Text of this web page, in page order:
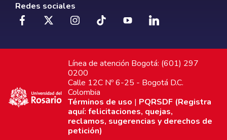
Redes sociales
Línea de atención Bogotá: (601) 297
0200
Calle 12C Nº 6-25 - Bogotá D.C.
Colombia
Términos de uso | PQRSDF (Registra
aquí: felicitaciones, quejas,
reclamos, sugerencias y derechos de
petición)